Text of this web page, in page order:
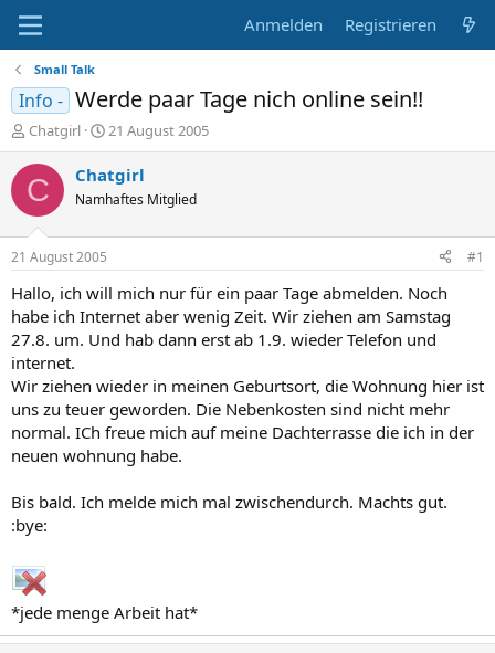
Anmelden Registrieren
Small Talk
Info - Werde paar Tage nich online sein!!
E
r
s
t
e
r
Chatgirl
E
r
s
e
t
a
21 August 2005
C Chatgirl
Namhaftes Mitglied
21 August 2005 #1
Hallo, ich will mich nur für ein paar Tage abmelden. Noch
habe ich Internet aber wenig Zeit. Wir ziehen am Samstag
27.8. um. Und hab dann erst ab 1.9. wieder Telefon und
internet.
Wir ziehen wieder in meinen Geburtsort, die Wohnung hier ist
uns zu teuer geworden. Die Nebenkosten sind nicht mehr
normal. ICh freue mich auf meine Dachterrasse die ich in der
neuen wohnung habe.
Bis bald. Ich melde mich mal zwischendurch. Machts gut.
:bye:
*jede menge Arbeit hat*